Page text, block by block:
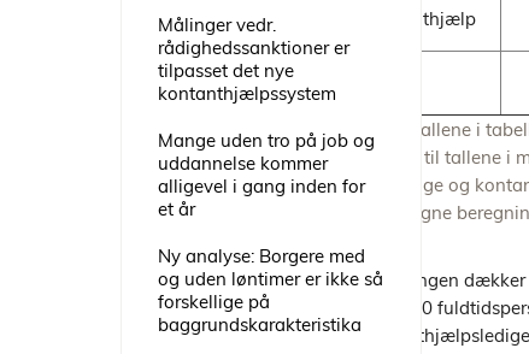
Målinger vedr.
rådighedssanktioner er
tilpasset det nye
kontanthjælpssystem
Mange uden tro på job og
uddannelse kommer
alligevel i gang inden for
et år
Ny analyse: Borgere med
og uden løntimer er ikke så
forskellige på
baggrundskarakteristika
Kontanthjælp
Anm.: Tallene i
forhold til tallene i
dagpenge og
Kilde: Egne
Udviklingen
med 100
kontanthjælpsledige